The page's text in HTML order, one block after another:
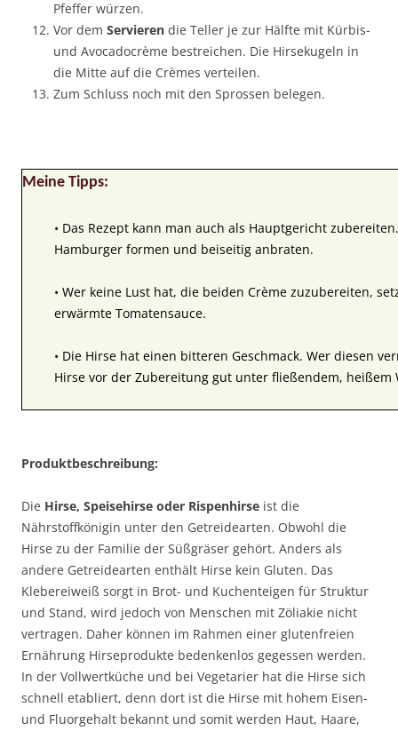
Pfeffer würzen.
Vor dem Servieren die Teller je zur Hälfte mit Kürbis-
und Avocadocrème bestreichen. Die Hirsekugeln in
die Mitte auf die Crèmes verteilen.
Zum Schluss noch mit den Sprossen belegen.
Meine Tipps:
• Das Rezept kann man auch als Hauptgericht
Hamburger formen und beiseitig anbraten.
• Wer keine Lust hat, die beiden Crème zuzubereiten,
erwärmte Tomatensauce.
• Die Hirse hat einen bitteren Geschmack. Wer diesen
Hirse vor der Zubereitung gut unter fließendem, heißem
Produktbeschreibung:
Die Hirse, Speisehirse oder Rispenhirse ist die
Nährstoffkönigin unter den Getreidearten. Obwohl die
Hirse zu der Familie der Süßgräser gehört. Anders als
andere Getreidearten enthält Hirse kein Gluten. Das
Klebereiweiß sorgt in Brot- und Kuchenteigen für Struktur
und Stand, wird jedoch von Menschen mit Zöliakie nicht
vertragen. Daher können im Rahmen einer glutenfreien
Ernährung Hirseprodukte bedenkenlos gegessen werden.
In der Vollwertküche und bei Vegetarier hat die Hirse sich
schnell etabliert, denn dort ist die Hirse mit hohem Eisen-
und Fluorgehalt bekannt und somit werden Haut, Haare,